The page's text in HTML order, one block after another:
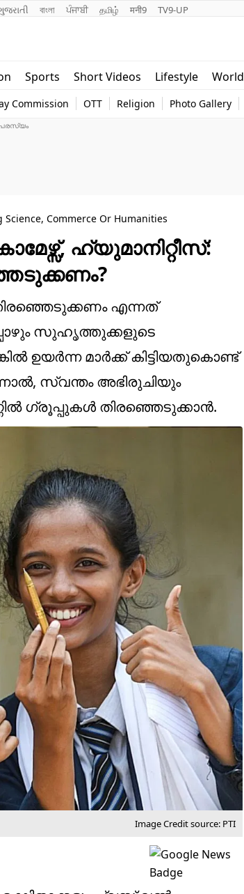
বাংলা ਪੰਜਾਬੀ தமிழ் मनी9 TV9-UP
Sports Short Videos Lifestyle World
Web Story
Commission OTT Religion Photo Gallery
Science, Commerce Or Humanities
ഹ്യുമാനിറ്റീസ്:
തിരഞ്ഞെടുക്കണം എന്നത്
സുഹൃത്തുക്കളുടെ
ഉയർന്ന മാർക്ക് കിട്ടിയതുകൊണ്ട്
സ്വന്തം അഭിരുചിയും
​ഗ്രൂപ്പുകൾ തിരഞ്ഞെടുക്കാൻ.
Image Credit source: PTI